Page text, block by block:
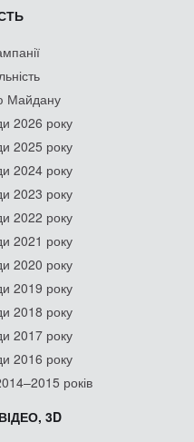
Майдану
2026 року
2025 року
2024 року
2023 року
2022 року
2021 року
2020 року
2019 року
2018 року
2017 року
2016 року
років
3D